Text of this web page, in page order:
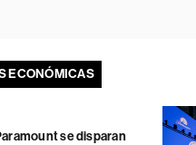
ECONÓMICAS
se disparan